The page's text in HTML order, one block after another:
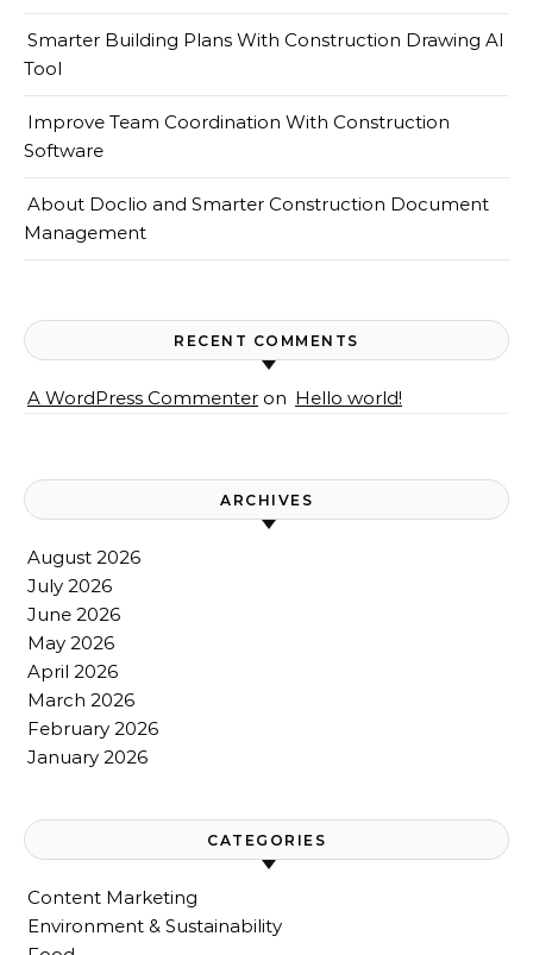
Smarter Building Plans With Construction Drawing AI
Tool
Improve Team Coordination With Construction
Software
About Doclio and Smarter Construction Document
Management
RECENT COMMENTS
A WordPress Commenter on Hello world!
ARCHIVES
August 2026
July 2026
June 2026
May 2026
April 2026
March 2026
February 2026
January 2026
CATEGORIES
Content Marketing
Environment & Sustainability